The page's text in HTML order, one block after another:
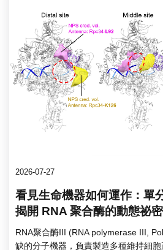
2026-07-27
看見生命機器如何運作：單
揭開 RNA 聚合酶的動態祕密
RNA聚合酶III (RNA polymerase III,
缺的分子機器，負責製造多種維持細